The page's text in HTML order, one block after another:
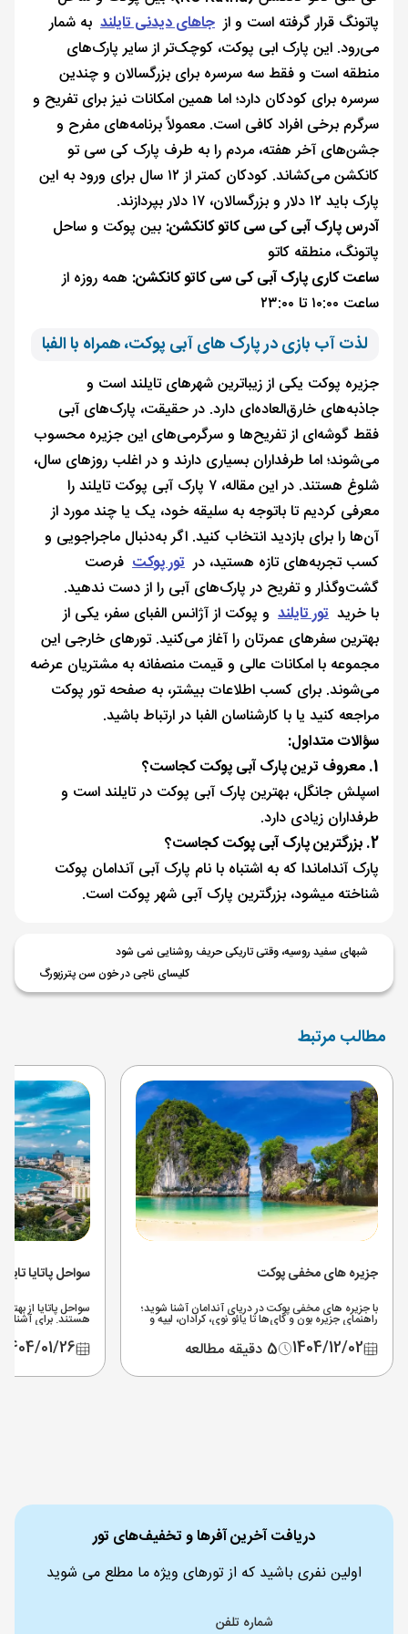
پاتونگ قرار گرفته است و از جاهای دیدنی تایلند به شمار
می‌رود. این پارک ابی پوکت، کوچک‌تر از سایر پارک‌های
منطقه است و فقط سه سرسره برای بزرگسالان و چندین
سرسره برای کودکان دارد؛ اما همین امکانات نیز برای تفریح و
سرگرم برخی افراد کافی است. معمولاً برنامه‌های مفرح و
جشن‌های آخر هفته، مردم را به طرف پارک کی سی تو
کانکشن می‌کشاند. کودکان کمتر از ۱۲ سال برای ورود به این
پارک باید ۱۲ دلار و بزرگسالان، ۱۷ دلار بپردازند.
آدرس پارک آبی کی سی کاتو کانکشن: بین پوکت و ساحل
پاتونگ، منطقه کاتو
ساعت کاری پارک آبی کی سی کاتو کانکشن: همه روزه از
ساعت ۱۰:۰۰ تا ۲۳:۰۰
لذت آب بازی در پارک‌ های آبی پوکت، همراه با الفبا
جزیره پوکت یکی از زیباترین شهرهای تایلند است و
جاذبه‌های خارق‌العاده‌ای دارد. در حقیقت، پارک‌های آبی
فقط گوشه‌ای از تفریح‌ها و سرگرمی‌های این جزیره محسوب
می‌شوند؛ اما طرفداران بسیاری دارند و در اغلب روزهای سال،
شلوغ هستند. در این مقاله، ۷ پارک آبی پوکت تایلند را
معرفی کردیم تا باتوجه به سلیقه خود، یک یا چند مورد از
آن‌ها را برای بازدید انتخاب کنید. اگر به‌دنبال ماجراجویی و
کسب تجربه‌های تازه هستید، در تور پوکت فرصت
گشت‌وگذار و تفریح در پارک‌های آبی را از دست ندهید.
با خرید تور تایلند و پوکت از آژانس الفبای سفر، یکی از
بهترین سفرهای عمرتان را آغاز می‌کنید. تورهای خارجی این
مجموعه با امکانات عالی و قیمت منصفانه به مشتریان عرضه
می‌شوند. برای کسب اطلاعات بیشتر، به صفحه تور پوکت
مراجعه کنید یا با کارشناسان الفبا در ارتباط باشید.
سؤالات متداول:
1. معروف ترین پارک آبی پوکت کجاست؟
اسپلش جانگل، بهترین پارک آبی پوکت در تایلند است و
طرفداران زیادی دارد.
2. بزرگترین پارک آبی پوکت کجاست؟
پارک آنداماندا که به اشتباه با نام پارک آبی آندامان پوکت
شناخته می‎شود، بزرگترین پارک آبی شهر پوکت است.
شبهای سفید روسیه، وقتی تاریکی حریف روشنایی نمی شود
کلیسای ناجی در خون سن پترزبورگ
مطالب مرتبط
جزیره های مخفی پوکت
با جزیره های مخفی پوکت در دریای آندامان آشنا شوید؛
راهنمای جزیره بون و کای‌ها تا یائو نوی، کرادان، لیپه و
سیمیلان؛ بهترین زمان سفر و نکات قایق‌سواری.
1404/12/02 5 دقیقه مطالعه
سواحل پاتایا تایلند
سواحل پاتایا از
مطالعه این مطلب
1404/01/26
دریافت آخرین آفرها و تخفیف‌های تور
اولین نفری باشید که از تورهای ویژه ما مطلع می شوید
شماره تلفن